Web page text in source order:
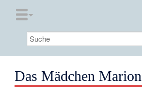
Das Mädchen Marion